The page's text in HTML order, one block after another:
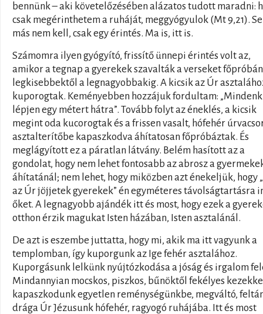
bennünk – aki követelőzésében alázatos tudott maradni:
csak megérinthetem a ruháját, meggyógyulok (Mt 9,21).
más nem kell, csak egy érintés. Ma is, itt is.
Számomra ilyen gyógyító, frissítő ünnepi érintés volt az,
amikor a tegnap a gyerekek szavalták a verseket
legkisebbektől a legnagyobbakig. A kicsik az Úr
kuporogtak. Keményebben hozzájuk fordultam:
lépjen egy métert hátra”. Tovább folyt az éneklés, a kicsik
megint oda kucorogtak és a frissen vasalt, hófehér
asztalterítőbe kapaszkodva áhítatosan főpróbáztak. És
meglágyított ez a páratlan látvány. Belém hasított az a
gondolat, hogy nem lehet fontosabb az abrosz a
áhítatánál; nem lehet, hogy miközben azt énekeljük, hogy
az Úr jöjjetek gyerekek” én egyméteres távolságtartásra
őket. A legnagyobb ajándék itt és most, hogy ezek a
otthon érzik magukat Isten házában, Isten asztalánál.
De azt is eszembe juttatta, hogy mi, akik ma itt vagyunk a
templomban, így kuporgunk az Ige fehér asztalához.
Kuporgásunk lelkünk nyújtózkodása a jóság és irgalom
Mindannyian mocskos, piszkos, bűnöktől fekélyes
kapaszkodunk egyetlen reménységünkbe, megváltó,
drága Úr Jézusunk hófehér, ragyogó ruhájába. Itt és most